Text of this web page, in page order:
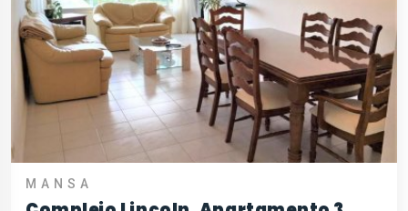
MANSA